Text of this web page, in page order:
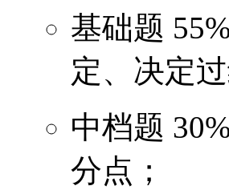
基础题
定、决定过
中档题
分点；